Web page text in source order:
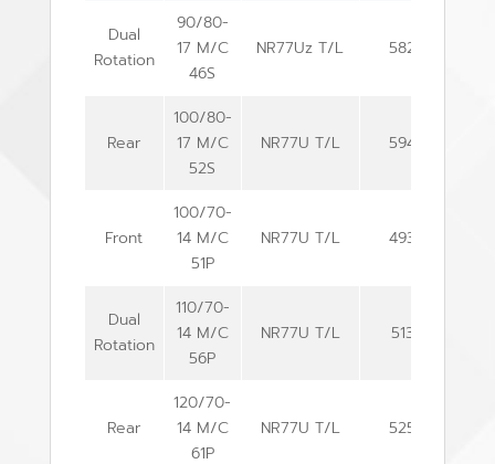
Dual
Rotation
90/80-
17 M/C
46S
NR77Uz T/L 582
Rear
100/80-
17 M/C
52S
NR77U T/L 594
Front
100/70-
14 M/C
51P
NR77U T/L 493
Dual
Rotation
110/70-
14 M/C
56P
NR77U T/L 513
Rear
120/70-
14 M/C
61P
NR77U T/L 525